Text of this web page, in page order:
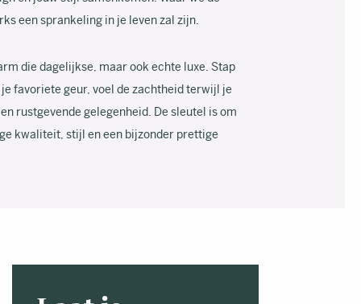
een sprankeling in je leven zal zijn.
die dagelijkse, maar ook echte luxe. Stap
favoriete geur, voel de zachtheid terwijl je
rustgevende gelegenheid. De sleutel is om
kwaliteit, stijl en een bijzonder prettige